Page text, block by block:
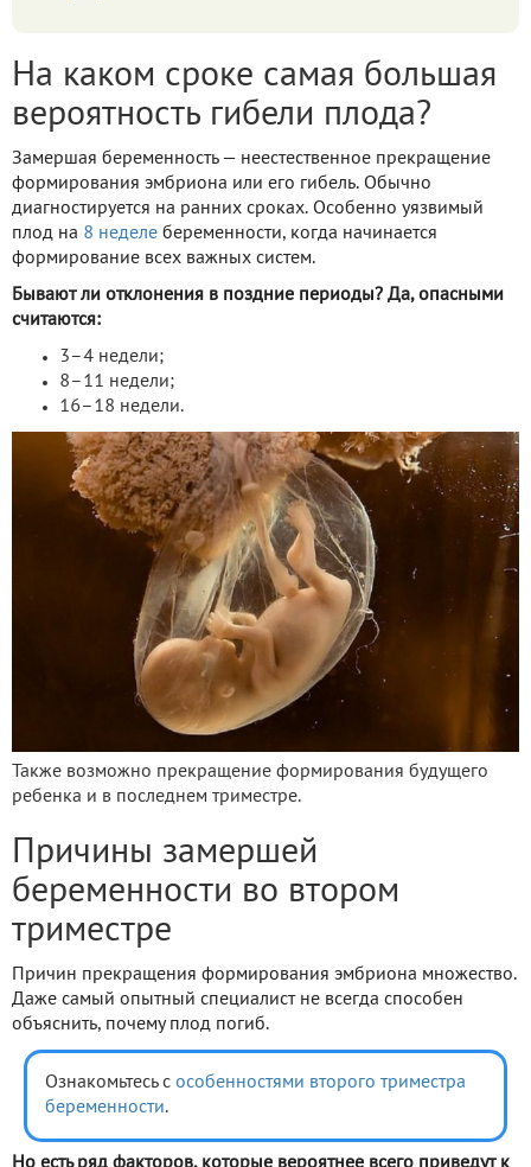
На каком сроке самая большая
вероятность гибели плода?
Замершая беременность — неестественное прекращение
формирования эмбриона или его гибель. Обычно
диагностируется на ранних сроках. Особенно уязвимый
плод на 8 неделе беременности, когда начинается
формирование всех важных систем.
Бывают ли отклонения в поздние периоды? Да, опасными
считаются:
3–4 недели;
8–11 недели;
16–18 недели.
Также возможно прекращение формирования будущего
ребенка и в последнем триместре.
Причины замершей
беременности во втором
триместре
Причин прекращения формирования эмбриона множество.
Даже самый опытный специалист не всегда способен
объяснить, почему плод погиб.
Ознакомьтесь с особенностями второго триместра
беременности.